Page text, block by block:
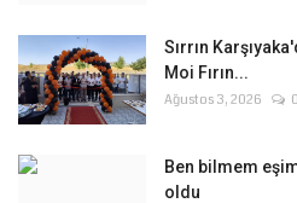
Sırrın
Moi Fırın...
Ağustos 3, 2026 0
Ben bilmem
oldu